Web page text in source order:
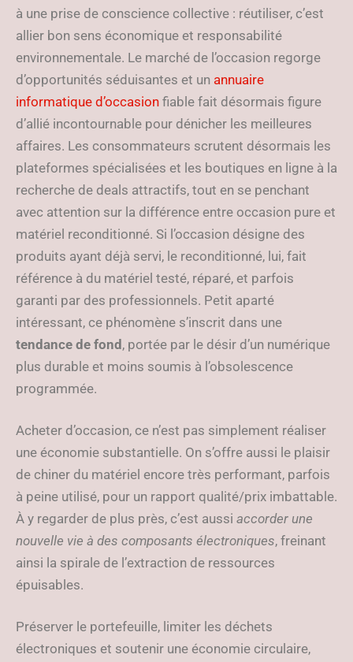
à une prise de conscience collective : réutiliser, c’est
allier bon sens économique et responsabilité
environnementale. Le marché de l’occasion regorge
d’opportunités séduisantes et un annuaire
informatique d’occasion fiable fait désormais figure
d’allié incontournable pour dénicher les meilleures
affaires. Les consommateurs scrutent désormais les
plateformes spécialisées et les boutiques en ligne à la
recherche de deals attractifs, tout en se penchant
avec attention sur la différence entre occasion pure et
matériel reconditionné. Si l’occasion désigne des
produits ayant déjà servi, le reconditionné, lui, fait
référence à du matériel testé, réparé, et parfois
garanti par des professionnels. Petit aparté
intéressant, ce phénomène s’inscrit dans une
tendance de fond , portée par le désir d’un numérique
plus durable et moins soumis à l’obsolescence
programmée.
Acheter d’occasion, ce n’est pas simplement réaliser
une économie substantielle. On s’offre aussi le plaisir
de chiner du matériel encore très performant, parfois
à peine utilisé, pour un rapport qualité/prix imbattable.
À y regarder de plus près, c’est aussi accorder une
nouvelle vie à des composants électroniques, freinant
ainsi la spirale de l’extraction de ressources
épuisables.
Préserver le portefeuille, limiter les déchets
électroniques et soutenir une économie circulaire,